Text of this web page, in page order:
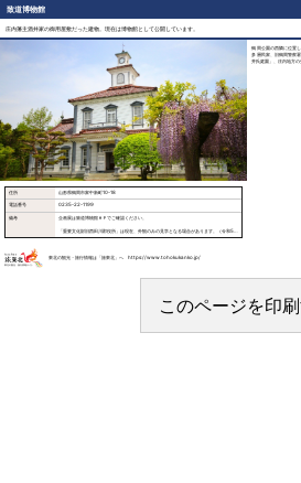
致道博物館
庄内藩主酒井家の御用屋敷だった建物。現在は博物館として公開しています。
鶴岡公園の西隣に位置
多層民家、旧鶴岡警察
井氏庭園」、庄内地方
住所 山形県鶴岡市家中新町10-18
電話番号 0235-22-1199
備考 企画展は致道博物館ＨＰでご確認ください。
「重要文化財旧西田川郡役所」は現在、外観のみの見学となる場合があります。（令和5年
5月公開予定）
（約30分）も行います。事前にご予約をお願いいたします。
東北の観光・旅行情報は「旅東北」へ https://www.tohokukanko.jp/
このページを印